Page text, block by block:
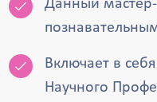
Данный мастер-
Включает в
Научного